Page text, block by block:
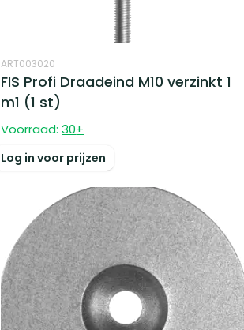
ART003020
FIS Profi Draadeind M10 verzinkt 1
m1 (1 st)
Voorraad: 30+
Log in voor prijzen